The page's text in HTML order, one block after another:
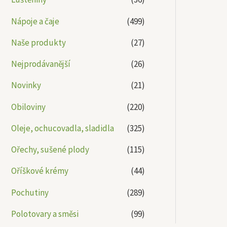
Nápoje a čaje
(499)
Naše produkty
(27)
Nejprodávanější
(26)
Novinky
(21)
Obiloviny
(220)
Oleje, ochucovadla, sladidla
(325)
Ořechy, sušené plody
(115)
Oříškové krémy
(44)
Pochutiny
(289)
Polotovary a směsi
(99)